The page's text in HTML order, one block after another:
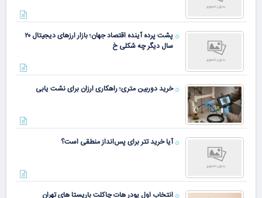
پشت پرده آینده اقتصاد جهان؛ بازار ارزهای دیجیتال ۲۰
سال دیگر چه شکلی خ
خرید دوربین متری؛ راهکاری ارزان برای نشت یابی
آیا خرید تتر برای پس‌انداز منطقی است؟
انتخاب اول پودر هات چاکلت باریستا های تهران